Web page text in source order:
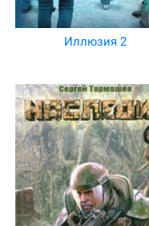
Иллюзия 2